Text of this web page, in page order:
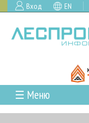
Вход EN
☰ Меню
ГЛАВНАЯ